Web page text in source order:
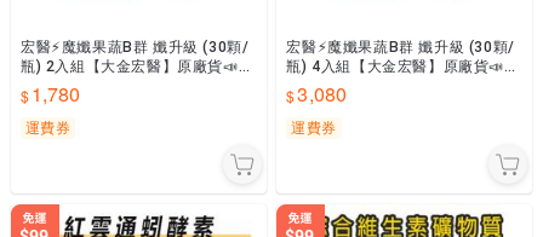
宏醫⚡魔孅果蔬B群 孅升級 (30顆/
瓶) 2入組【大金宏醫】原廠貨📣隨
貨附發票
1,780
運費券
宏醫⚡魔孅果蔬B群 孅升級 (30顆/
瓶) 4入組【大金宏醫】原廠貨📣隨
貨附發票
3,080
運費券